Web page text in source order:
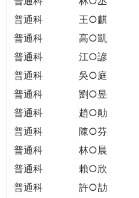
THE
PATH
CITIZENSHIP
普通科
王○麒
普通科
高○凱
普通科
江○諺
普通科
吳○庭
普通科
劉○昱
普通科
趙○勛
普通科
陳○芬
普通科
林○晨
普通科
賴○欣
普通科
許○劼